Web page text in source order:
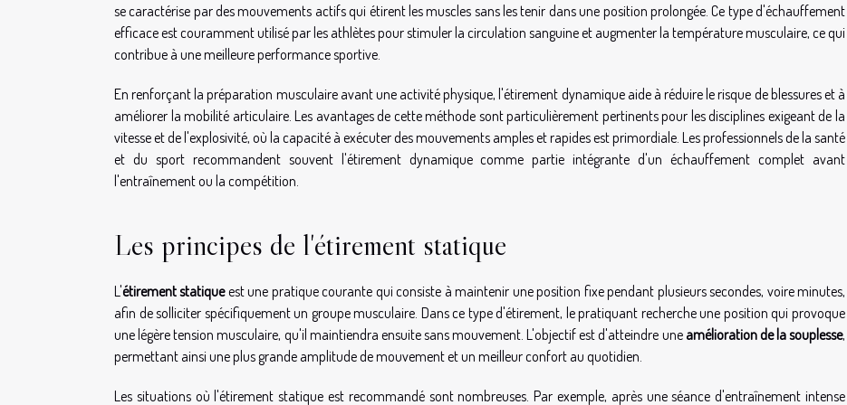
se caractérise par des mouvements actifs qui étirent les muscles sans les tenir dans une position prolongée. Ce type d'échauffement
efficace est couramment utilisé par les athlètes pour stimuler la circulation sanguine et augmenter la température musculaire, ce qui
contribue à une meilleure performance sportive.
En renforçant la préparation musculaire avant une activité physique, l'étirement dynamique aide à réduire le risque de blessures et à
améliorer la mobilité articulaire. Les avantages de cette méthode sont particulièrement pertinents pour les disciplines exigeant de la
vitesse et de l'explosivité, où la capacité à exécuter des mouvements amples et rapides est primordiale. Les professionnels de la santé
et du sport recommandent souvent l'étirement dynamique comme partie intégrante d'un échauffement complet avant
l'entraînement ou la compétition.
Les principes de l'étirement statique
L'étirement statiqueest une pratique courante qui consiste à maintenir une position fixe pendant plusieurs secondes, voire minutes,
afin de solliciter spécifiquement un groupe musculaire. Dans ce type d'étirement, le pratiquant recherche une position qui provoque
une légère tension musculaire, qu'il maintiendra ensuite sans mouvement. L'objectif est d'atteindre une amélioration de la souplesse,
permettant ainsi une plus grande amplitude de mouvement et un meilleur confort au quotidien.
Les situations où l'étirement statique est recommandé sont nombreuses. Par exemple, après une séance d'entraînement intense